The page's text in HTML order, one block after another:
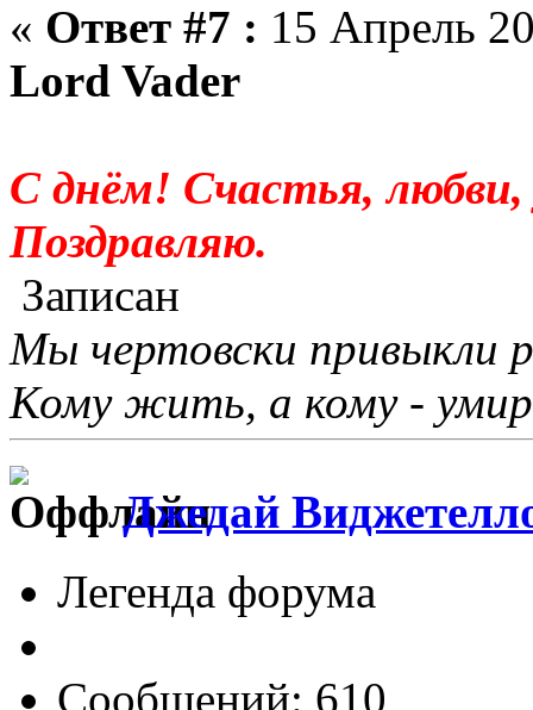
« Ответ #7 : 15 Апрель
Lord Vader
С днём! Счастья, любви,
Поздравляю.
Записан
Мы чертовски привыкли
Кому жить, а кому -
Джедай
Легенда форума
Сообщений: 610